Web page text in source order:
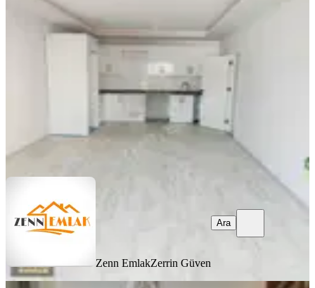
Erdemli, Akdeniz Mahallesi
2+1·90 m²·3. Kat·06.08.2026
Zenn EmlakZerrin Güven
Zenn EmlakZerrin Güven
Ara